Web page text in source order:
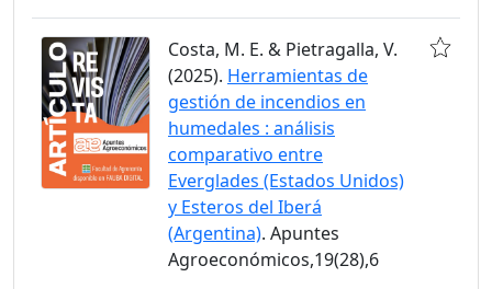
Costa, M. E. & Pietragalla, V.
(2025). Herramientas de
gestión de incendios en
humedales : análisis
comparativo entre
Everglades (Estados Unidos)
y Esteros del Iberá
(Argentina). Apuntes
Agroeconómicos,19(28),6